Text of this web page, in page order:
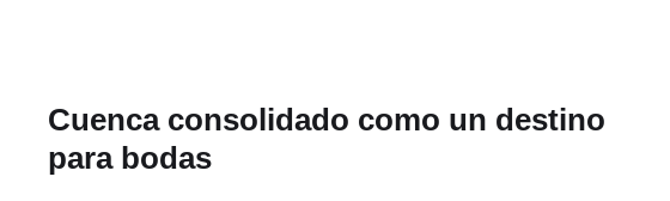
Cuenca consolidado como un destino
para bodas